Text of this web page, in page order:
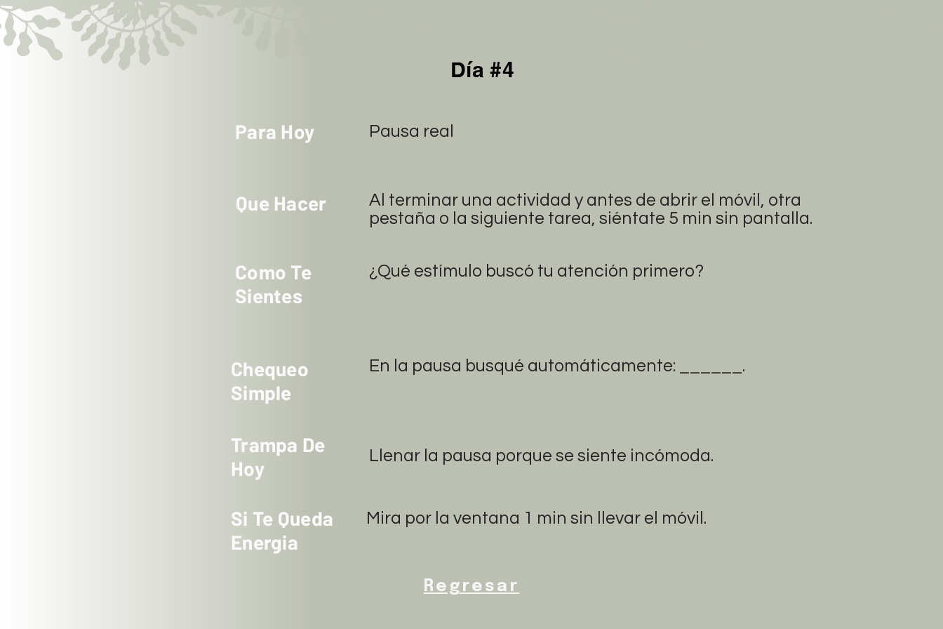
Día #4
Para Hoy Pausa real
Que Hacer
Al terminar una actividad y antes de abrir el móvil, otra
pestaña o la siguiente tarea, siéntate 5 min sin pantalla.
Como Te
Sientes
¿Qué estímulo buscó tu atención primero?
Chequeo
Simple
En la pausa busqué automáticamente: ______.
Trampa De
Hoy
Llenar la pausa porque se siente incómoda.
Si Te Queda
Energia
Mira por la ventana 1 min sin llevar el móvil.
Regresar